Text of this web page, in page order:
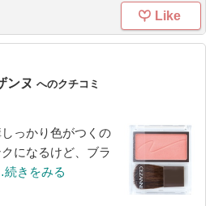
Like
ンヌ へのクチコミ
っかり色がつくの
になるけど、ブラ
きをみる